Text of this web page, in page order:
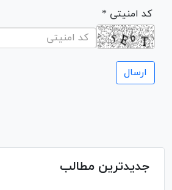
* کد امنیتی
جدیدترین مطالب